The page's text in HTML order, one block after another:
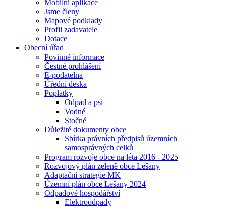
Mobilní aplikace
Jsme členy
Mapové podklady
Profil zadavatele
Dotace
Obecní úřad
Povinné informace
Čestné prohlášení
E-podatelna
Úřední deska
Poplatky
Odpad a psi
Vodné
Stočné
Důležité dokumenty obce
Sbírka právních předpisů územních
samosprávných celků
Program rozvoje obce na léta 2016 - 2025
Rozvojový plán zeleně obce Lešany
Adaptační strategie MK
Územní plán obce Lešany 2024
Odpadové hospodářství
Elektroodpady